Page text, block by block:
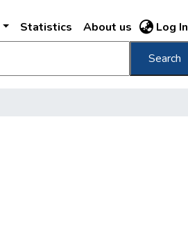
Statistics About us Log In
Search